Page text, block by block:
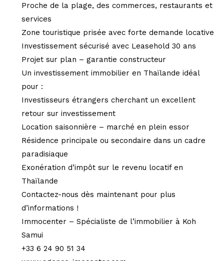
Proche de la plage, des commerces, restaurants et
services
Zone touristique prisée avec forte demande locative
Investissement sécurisé avec Leasehold 30 ans
Projet sur plan – garantie constructeur
Un investissement immobilier en Thaïlande idéal
pour :
Investisseurs étrangers cherchant un excellent
retour sur investissement
Location saisonnière – marché en plein essor
Résidence principale ou secondaire dans un cadre
paradisiaque
Exonération d’impôt sur le revenu locatif en
Thaïlande
Contactez-nous dès maintenant pour plus
d’informations !
Immocenter – Spécialiste de l’immobilier à Koh
Samui
+33 6 24 90 51 34